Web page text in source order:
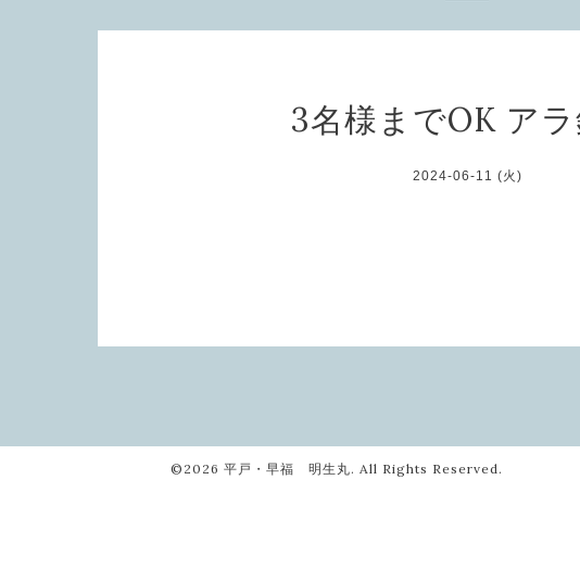
3名様までOK ア
2024-06-11 (火)
©2026 平戸・早福 明生丸. All Rights Reserved.